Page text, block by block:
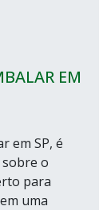
EM
em SP, é
o
para
uma